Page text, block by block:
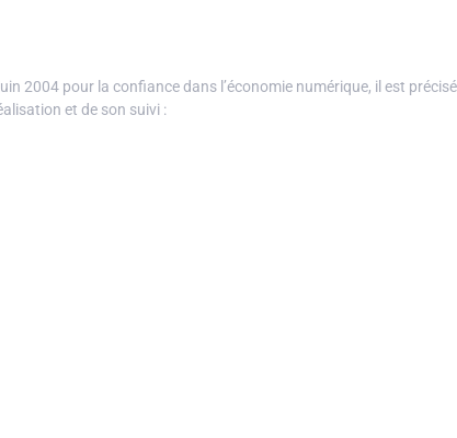
2004 pour la confiance dans l’économie numérique, il est
et de son suivi :